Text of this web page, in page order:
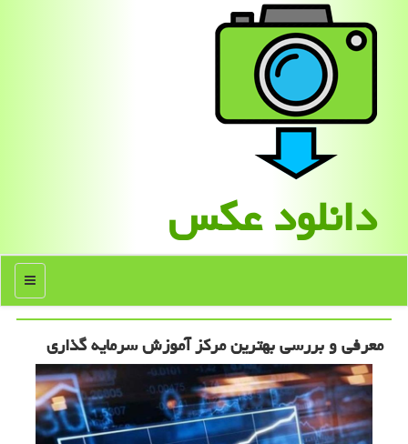
دانلود عكس
منو
معرفی و بررسی بهترین مركز آموزش سرمایه گذاری